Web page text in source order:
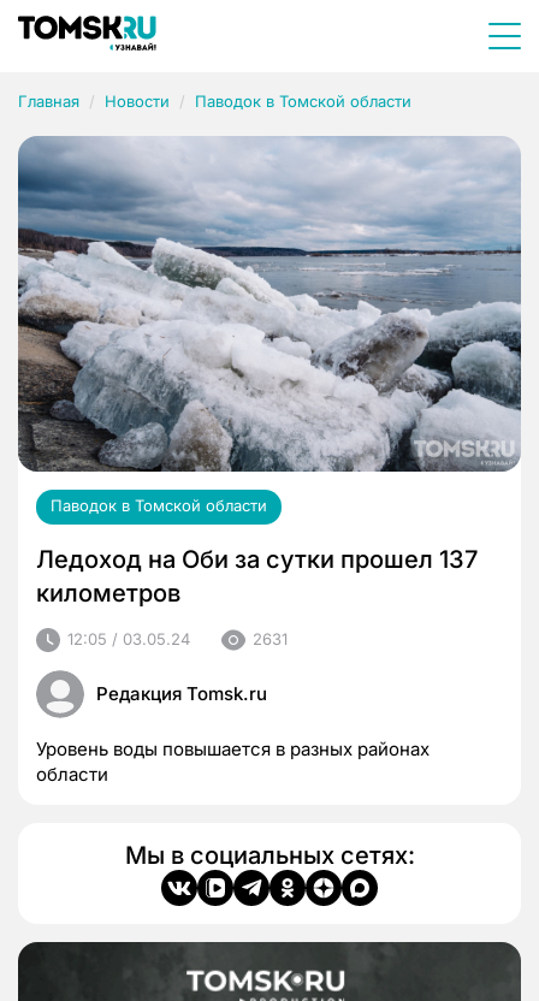
Главная Новости Паводок в Томской области
Паводок в Томской области
Ледоход на Оби за сутки прошел 137
километров
12:05 / 03.05.24 2631
Редакция Tomsk.ru
Уровень воды повышается в разных районах
области
Мы в социальных сетях: